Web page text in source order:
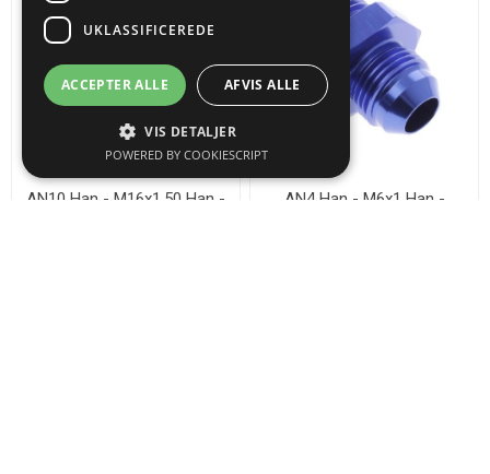
AN10 Han - M16x1,50 Han -
AN4 Han - M6x1 Han -
UKLASSIFICEREDE
ACCEPTER ALLE AFVIS ALLE
VIS DETALJER
POWERED BY COOKIESCRIPT